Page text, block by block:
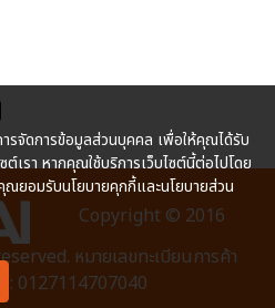
Copyright © 2016
หมายเลขทะเบียนการค้า
: 0127114707040
รจัดการข้อมูลส่วนบุคคล เพื่อให้คุณได้รับ
เรา หากคุณใช้บริการเว็บไซต์นี้ต่อไปโดย
ยอมรับนโยบายคุกกี้และนโยบายส่วน